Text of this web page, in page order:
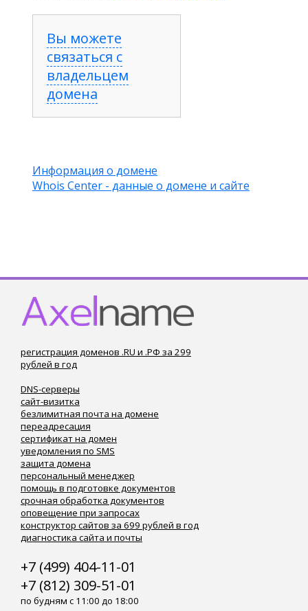
Вы можете
связаться с
владельцем
домена
Информация о домене
Whois Center - данные о домене и сайте
регистрация доменов .RU и .РФ за 299
рублей в год
DNS-серверы
сайт-визитка
безлимитная почта на домене
переадресация
сертификат на домен
уведомления по SMS
защита домена
персональный менеджер
помощь в подготовке документов
срочная обработка документов
оповещение при запросах
конструктор сайтов за 699 рублей в год
диагностика сайта и почты
+7 (499) 404-11-01
+7 (812) 309-51-01
по будням с 11:00 до 18:00